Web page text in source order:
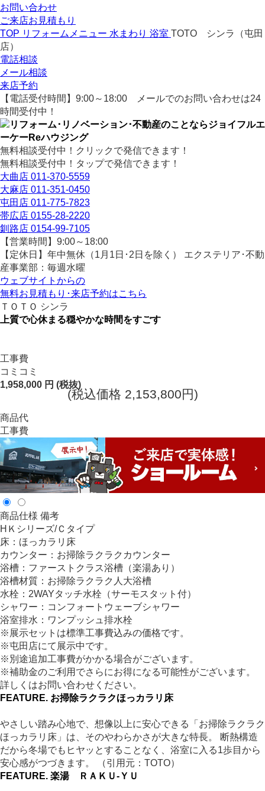
お問い合わせ
ご来店お見積もり
TOP リフォームメニュー 水まわり 浴室 TOTO シンラ（屯田
店）
電話相談
メール相談
来店予約
【電話受付時間】9:00～18:00
メールでのお問い合わせは24
時間受付中！
無料相談受付中！クリックで発信できます！
無料相談受付中！タップで発信できます！
大曲店 011-370-5559
大麻店 011-351-0450
屯田店 011-775-7823
帯広店 0155-28-2220
釧路店 0154-99-7105
【営業時間】9:00～18:00
【定休日】年中無休（1月1日･2日を除く） エクステリア･不動
産事業部：毎週水曜
ウェブサイトからの
無料お見積もり･来店予約はこちら
ＴＯＴＯ シンラ
上質で心休まる穏やかな時間をすごす
工事費
コミコミ
1,958,000 円 (税抜)
(税込価格 2,153,800円)
商品代
工事費
商品仕様 備考
HＫシリーズ/Ｃタイプ
床：ほっカラリ床
カウンター：お掃除ラクラクカウンター
浴槽：ファーストクラス浴槽（楽湯あり）
浴槽材質：お掃除ラクラク人大浴槽
水栓：2WAYタッチ水栓（サーモスタット付）
シャワー：コンフォートウェーブシャワー
浴室排水：ワンプッシュ排水栓
※展示セットは標準工事費込みの価格です。
※屯田店にて展示中です。
※別途追加工事費がかかる場合がございます。
※補助金のご利用でさらにお得になる可能性がございます。
詳しくはお問い合わせください。
FEATURE. お掃除ラクラクほっカラリ床
やさしい踏み心地で、想像以上に安心できる「お掃除ラクラク
ほっカラリ床」は、そのやわらかさが大きな特長。 断熱構造
だから冬場でもヒヤッとすることなく、浴室に入る1歩目から
安心感がつづきます。 （引用元：TOTO）
FEATURE. 楽湯 ＲＡＫＵ-ＹＵ